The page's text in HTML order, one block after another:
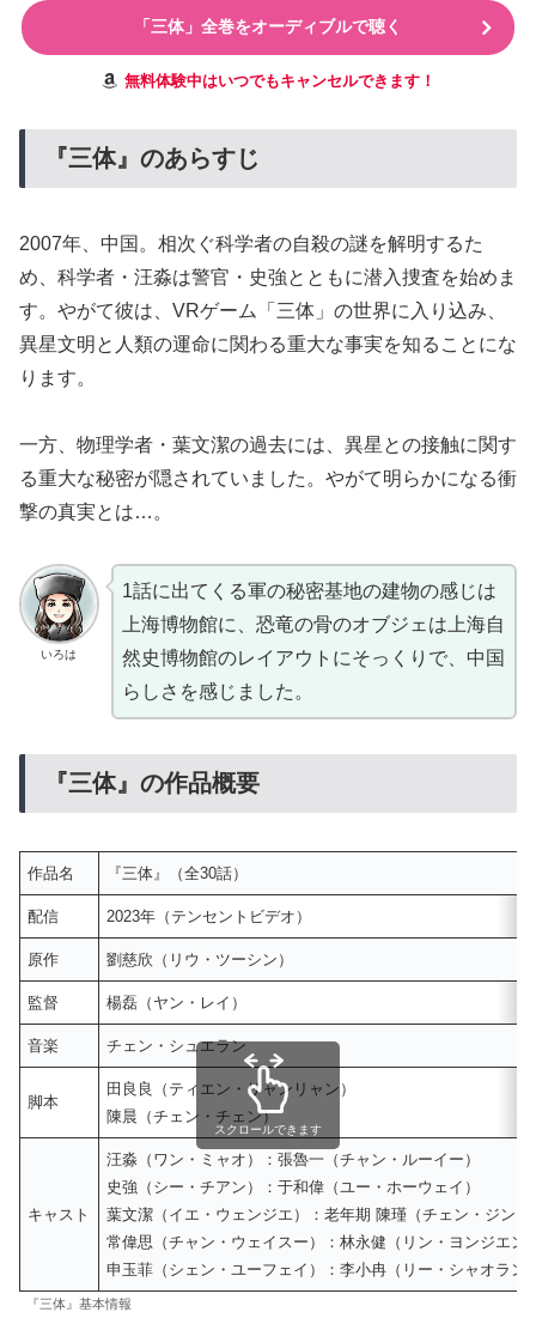
「三体」全巻をオーディブルで聴く
無料体験中はいつでもキャンセルできます！
『三体』のあらすじ
2007年、中国。相次ぐ科学者の自殺の謎を解明するた
め、科学者・汪淼は警官・史強とともに潜入捜査を始めま
す。やがて彼は、VRゲーム「三体」の世界に入り込み、
異星文明と人類の運命に関わる重大な事実を知ることにな
ります。
一方、物理学者・葉文潔の過去には、異星との接触に関す
る重大な秘密が隠されていました。やがて明らかになる衝
撃の真実とは…。
いろは
1話に出てくる軍の秘密基地の建物の感じは
上海博物館に、恐竜の骨のオブジェは上海自
然史博物館のレイアウトにそっくりで、中国
らしさを感じました。
『三体』の作品概要
作品名 『三体』（全30話）
配信 2023年（テンセントビデオ）
原作 劉慈欣（リウ・ツーシン）
監督 楊磊（ヤン・レイ）
音楽 チェン・シュエラン
脚本
田良良（ティエン・リャンリャン）
陳晨（チェン・チェン）
キャスト
汪淼（ワン・ミャオ）：張魯一（チャン・ルーイー）
史強（シー・チアン）：于和偉（ユー・ホーウェイ）
葉文潔（イエ・ウェンジエ）：老年期 陳瑾（チェン・ジン
常偉思（チャン・ウェイスー）：林永健（リン・ヨンジエン
申玉菲（シェン・ユーフェイ）：李小冉（リー・シャオラ
スクロールできます
『三体』基本情報